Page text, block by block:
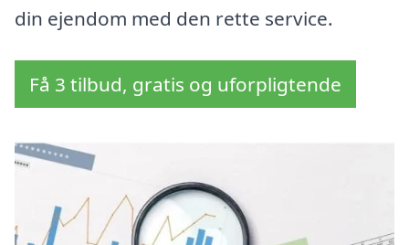
din ejendom med den rette service.
Få 3 tilbud, gratis og uforpligtende